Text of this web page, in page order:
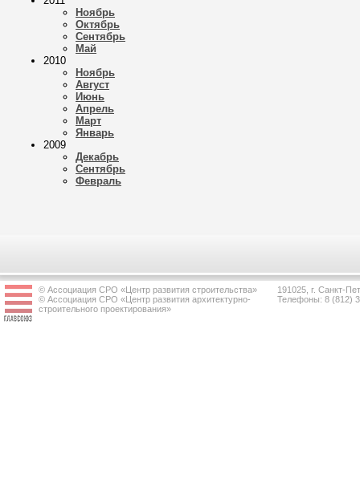
Ноябрь
Октябрь
Сентябрь
Май
2010
Ноябрь
Август
Июнь
Апрель
Март
Январь
2009
Декабрь
Сентябрь
Февраль
© Ассоциация СРО «Центр развития строительства»
© Ассоциация СРО «Центр развития архитектурно-
строительного проектирования»
191025, г. Санкт-
Телефоны: 8 (812)